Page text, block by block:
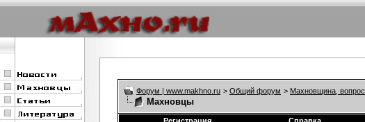
Форум | www.makhno.ru > Общий форум > Махновщина,
Махновцы